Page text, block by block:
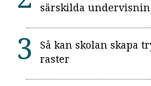
särskilda
Så kan skolan skapa
raster